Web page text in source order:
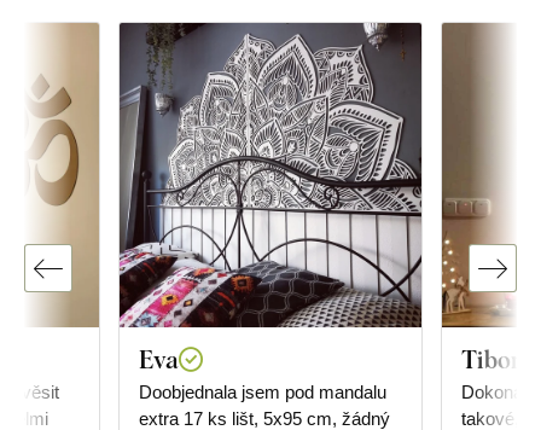
Eva
Doobjednala jsem pod mandalu
extra 17 ks lišt, 5x95 cm, žádný
Tibor
takové,